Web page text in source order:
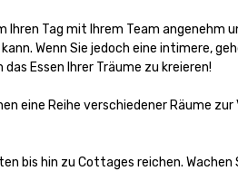
Ihren Tag mit Ihrem Team angenehm
Wenn Sie jedoch eine intimere,
Essen Ihrer Träume zu kreieren!
eine Reihe verschiedener Räume
bis hin zu Cottages reichen.